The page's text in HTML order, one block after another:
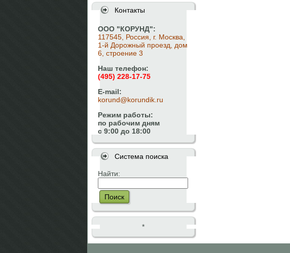
Контакты
ООО "КОРУНД":
117545, Россия, г. Москва,
1-й Дорожный проезд, дом
6, строение 3
Наш телефон:
(495) 228-17-75
E-mail:
korund@korundik.ru
Режим работы:
по рабочим дням
с 9:00 до 18:00
Система поиска
Найти:
Поиск
*